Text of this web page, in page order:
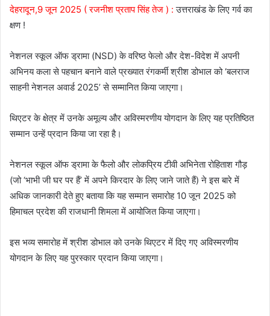
देहरादून,9 जून 2025 ( रजनीश प्रताप सिंह तेज ) : उत्तराखंड के लिए गर्व का
क्षण !
नेशनल स्कूल ऑफ ड्रामा (NSD) के वरिष्ठ फेलो और देश-विदेश में अपनी
अभिनय कला से पहचान बनाने वाले प्रख्यात रंगकर्मी श्रीश डोभाल को ‘बलराज
साहनी नेशनल अवार्ड 2025’ से सम्मानित किया जाएगा।
थिएटर के क्षेत्र में उनके अमूल्य और अविस्मरणीय योगदान के लिए यह प्रतिष्ठित
सम्मान उन्हें प्रदान किया जा रहा है।
नेशनल स्कूल ऑफ ड्रामा के फैलो और लोकप्रिय टीवी अभिनेता रोहिताश गौड़
(जो ‘भाभी जी घर पर हैं’ में अपने किरदार के लिए जाने जाते हैं) ने इस बारे में
अधिक जानकारी देते हुए बताया कि यह सम्मान समारोह 10 जून 2025 को
हिमाचल प्रदेश की राजधानी शिमला में आयोजित किया जाएगा।
इस भव्य समारोह में श्रीश डोभाल को उनके थिएटर में दिए गए अविस्मरणीय
योगदान के लिए यह पुरस्कार प्रदान किया जाएगा।